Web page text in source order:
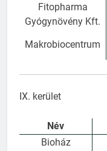
Fitopharma
Gyógynövény Kft.
Makrobiocentrum
IX. kerület
Név
Bioház